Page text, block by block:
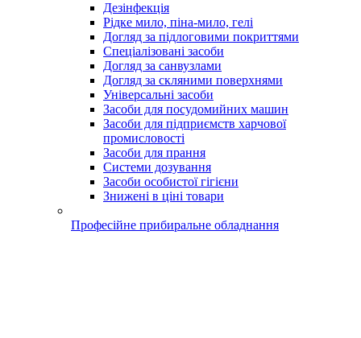
Дезінфекція
Рідке мило, піна-мило, гелі
Догляд за підлоговими покриттями
Спеціалізовані засоби
Догляд за санвузлами
Догляд за скляними поверхнями
Універсальні засоби
Засоби для посудомийних машин
Засоби для підприємств харчової
промисловості
Засоби для прання
Системи дозування
Засоби особистої гігієни
Знижені в ціні товари
Професійне прибиральне обладнання